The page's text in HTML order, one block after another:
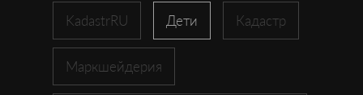
KadastrRU Дети Кадастр
Маркшейдерия